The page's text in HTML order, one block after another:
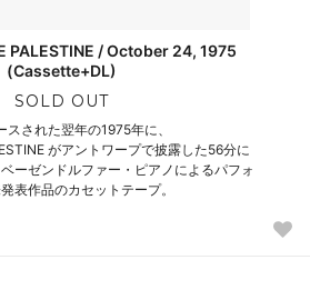
PALESTINE / October 24, 1975
(Cassette+DL)
SOLD OUT
された翌年の1975年に、
がアントワープで披露した56分に
ーゼンドルファー・ピアノによるパフォ
表作品のカセットテープ。